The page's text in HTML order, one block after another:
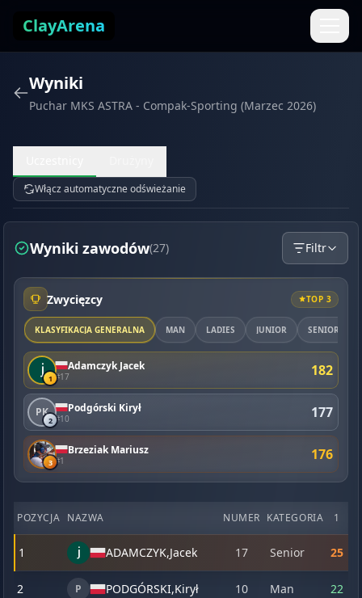
ClayArena
Wyniki
Puchar MKS ASTRA - Compak-Sporting (Marzec 2026)
Włącz automatyczne odświeżanie
Wyniki zawodów(27) Filtr
Zwycięzcy TOP 3
KLASYFIKACJA GENERALNA MAN LADIES JUNIOR SENIOR
1
Adamczyk Jacek
#17 182
PK
2
Podgórski Kirył
#10 177
3
Brzeziak Mariusz
#1 176
POZYCJA NAZWA NUMER KATEGORIA 1
1 ADAMCZYK,Jacek 17 Senior 25
2 P PODGÓRSKI,Kirył 10 Man 22